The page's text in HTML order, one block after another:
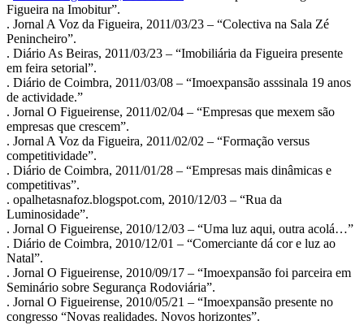
Figueira na Imobitur”.
. Jornal A Voz da Figueira, 2011/03/23 – “Colectiva na Sala Zé
Penincheiro”.
. Diário As Beiras, 2011/03/23 – “Imobiliária da Figueira presente
em feira setorial”.
. Diário de Coimbra, 2011/03/08 – “Imoexpansão asssinala 19 anos
de actividade.”
. Jornal O Figueirense, 2011/02/04 – “Empresas que mexem são
empresas que crescem”.
. Jornal A Voz da Figueira, 2011/02/02 – “Formação versus
competitividade”.
. Diário de Coimbra, 2011/01/28 – “Empresas mais dinâmicas e
competitivas”.
. opalhetasnafoz.blogspot.com, 2010/12/03 – “Rua da
Luminosidade”.
. Jornal O Figueirense, 2010/12/03 – “Uma luz aqui, outra acolá…”
. Diário de Coimbra, 2010/12/01 – “Comerciante dá cor e luz ao
Natal”.
. Jornal O Figueirense, 2010/09/17 – “Imoexpansão foi parceira em
Seminário sobre Segurança Rodoviária”.
. Jornal O Figueirense, 2010/05/21 – “Imoexpansão presente no
congresso “Novas realidades. Novos horizontes”.